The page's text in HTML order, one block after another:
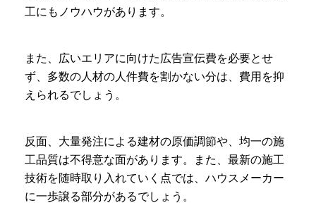
工にもノウハウがあります。
また、広いエリアに向けた広告宣伝費を必要とせ
ず、多数の人材の人件費を割かない分は、費用を抑
えられるでしょう。
反面、大量発注による建材の原価調節や、均一の施
工品質は不得意な面があります。また、最新の施工
技術を随時取り入れていく点では、ハウスメーカー
に一歩譲る部分があるでしょう。